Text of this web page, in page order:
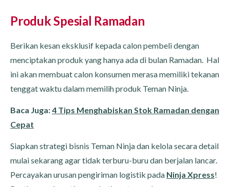
Produk Spesial Ramadan
Berikan kesan eksklusif kepada calon pembeli dengan
menciptakan produk yang hanya ada di bulan Ramadan. Hal
ini akan membuat calon konsumen merasa memiliki tekanan
tenggat waktu dalam memilih produk Teman Ninja.
Baca Juga:4 Tips Menghabiskan Stok Ramadan dengan
Cepat
Siapkan strategi bisnis Teman Ninja dan kelola secara detail
mulai sekarang agar tidak terburu-buru dan berjalan lancar.
Percayakan urusan pengiriman logistik pada Ninja Xpress!